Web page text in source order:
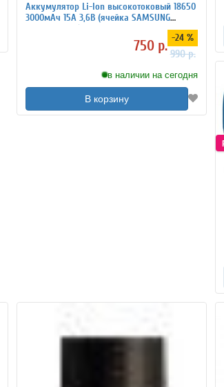
Аккумулятор Li-Ion высокотоковый 18650
3000мАч 15А 3,6В (ячейка SAMSUNG
INR18650-30Q) незащищенный
750 р. -24 %
990 р.
в наличии на сегодня
В корзину